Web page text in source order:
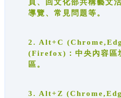
頁、回文化部共構藝文
導覽、常見問題等。
2. Alt+C
(Firefox)：中央內容區
區。
3. Alt+Z